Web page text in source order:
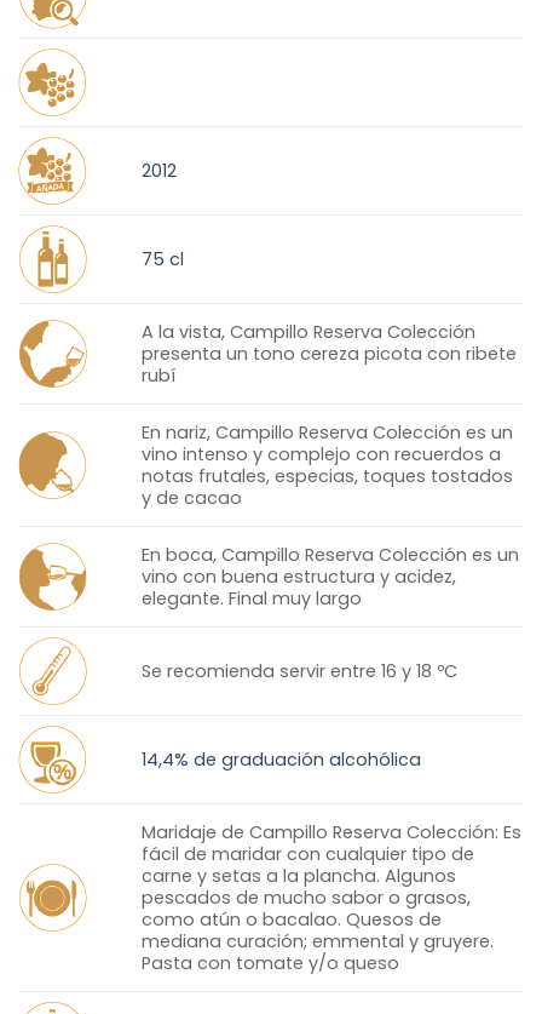
2012
75 cl
A la vista, Campillo Reserva Colección
presenta un tono cereza picota con ribete
rubí
En nariz, Campillo Reserva Colección es un
vino intenso y complejo con recuerdos a
notas frutales, especias, toques tostados
y de cacao
En boca, Campillo Reserva Colección es un
vino con buena estructura y acidez,
elegante. Final muy largo
Se recomienda servir entre 16 y 18 ºC
14,4% de graduación alcohólica
Maridaje de Campillo Reserva Colección: Es
fácil de maridar con cualquier tipo de
carne y setas a la plancha. Algunos
pescados de mucho sabor o grasos,
como atún o bacalao. Quesos de
mediana curación; emmental y gruyere.
Pasta con tomate y/o queso